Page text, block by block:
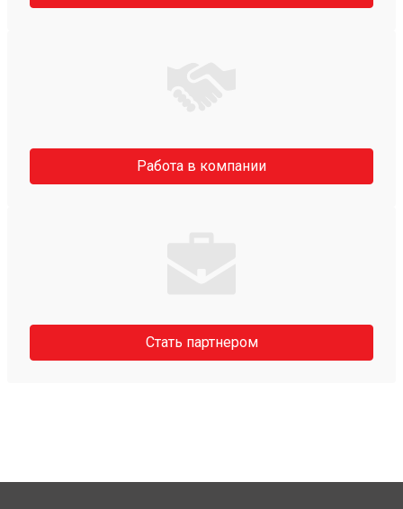
Работа в компании
Стать партнером